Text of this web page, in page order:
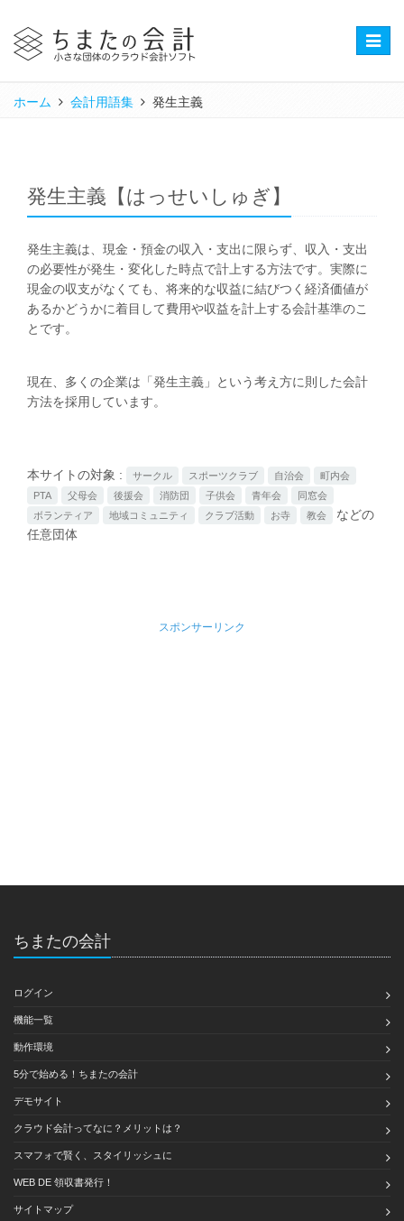
Toggle
ホーム 会計用語集 発生主義
発生主義【はっせいしゅぎ】
発生主義は、現金・預金の収入・支出に限らず、収入・支出
の必要性が発生・変化した時点で計上する方法です。実際に
現金の収支がなくても、将来的な収益に結びつく経済価値が
あるかどうかに着目して費用や収益を計上する会計基準のこ
とです。
現在、多くの企業は「発生主義」という考え方に則した会計
方法を採用しています。
本サイトの対象 : サークル スポーツクラブ 自治会
町内会
PTA
父母会 後援会 消防団 子供会 青年会
同窓会
ボランティア
地域コミュニティ クラブ活動 お寺 教会
などの
任意団体
スポンサーリンク
ちまたの会計
ログイン
機能一覧
動作環境
5分で始める！ちまたの会計
デモサイト
クラウド会計ってなに？メリットは？
スマフォで賢く、スタイリッシュに
WEB DE 領収書発行！
サイトマップ